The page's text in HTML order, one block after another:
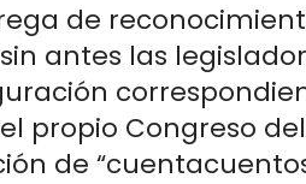
de
antes las
propio Congreso
de